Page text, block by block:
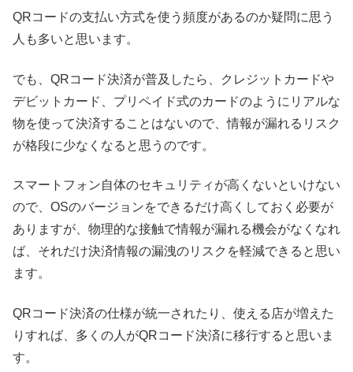
QRコードの支払い方式を使う頻度があるのか疑問に思う
人も多いと思います。
でも、QRコード決済が普及したら、クレジットカードや
デビットカード、プリペイド式のカードのようにリアルな
物を使って決済することはないので、情報が漏れるリスク
が格段に少なくなると思うのです。
スマートフォン自体のセキュリティが高くないといけない
ので、OSのバージョンをできるだけ高くしておく必要が
ありますが、物理的な接触で情報が漏れる機会がなくなれ
ば、それだけ決済情報の漏洩のリスクを軽減できると思い
ます。
QRコード決済の仕様が統一されたり、使える店が増えた
りすれば、多くの人がQRコード決済に移行すると思いま
す。